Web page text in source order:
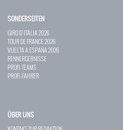
SONDERSEITEN
GIRO D`ITALIA 2026
TOUR DE FRANCE 2026
VUELTA A ESPAÑA 2026
RENNERGEBNISSE
PROFI-TEAMS
PROFI-FAHRER
ÜBER UNS